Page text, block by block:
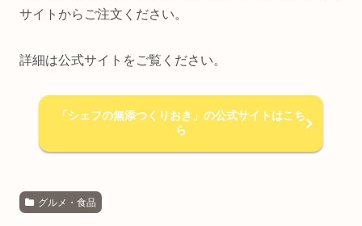
サイトからご注文ください。
詳細は公式サイトをご覧ください。
「シェフの無添つくりおき」の公式サイトはこち
ら
グルメ・食品